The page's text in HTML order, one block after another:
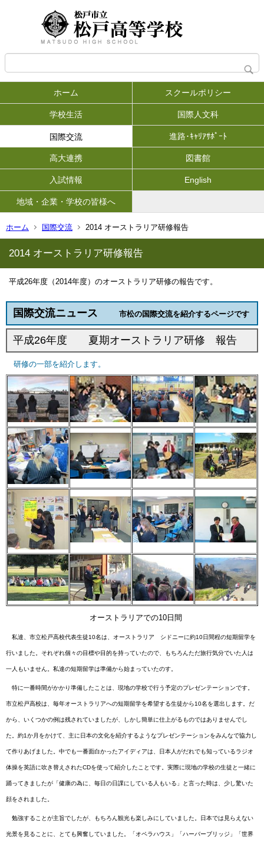
ホーム スクールポリシー
学校生活 国際人文科
国際交流 進路･ｷｬﾘｱｻﾎﾟｰﾄ
高大連携 図書館
入試情報 English
地域・企業・学校の皆様へ
ホーム 国際交流 2014 オーストラリア研修報告
2014 オーストラリア研修報告
平成26年度（2014年度）のオーストラリア研修の報告です。
国際交流ニュース 市松の国際交流を紹介するページです
平成26年度 夏期オーストラリア研修 報告
研修の一部を紹介します。
オーストラリアでの10日間
私達、市立松戸高校代表生徒10名は、オーストラリア シドニーに約10日間程の短期留学を
行いました。それぞれ個々の目標や目的を持っていたので、もちろんただ旅行気分でいた人は
一人もいません。私達の短期留学は準備から始まっていたのす。
特に一番時間がかかり準備したことは、現地の学校で行う予定のプレゼンテーションです。
市立松戸高校は、毎年オーストラリアへの短期留学を希望する生徒から10名を選出します。だ
から、いくつかの例は残されていましたが、しかし簡単に仕上がるものではありませんでし
た。約1か月をかけて、主に日本の文化を紹介するようなプレゼンテーションをみんなで協力し
て作りあげました。中でも一番面白かったアイディアは、日本人がだれでも知っているラジオ
体操を英語に吹き替えされたCDを使って紹介したことです。実際に現地の学校の生徒と一緒に
踊ってきましたが「健康の為に、毎日の日課にしている人もいる」と言った時は、少し驚いた
顔をされました。
勉強することが主旨でしたが、もちろん観光も楽しみにしていました。日本では見らえない
光景を見ることに、とても興奮していました。「オペラハウス」「ハーバーブリッジ」「世界